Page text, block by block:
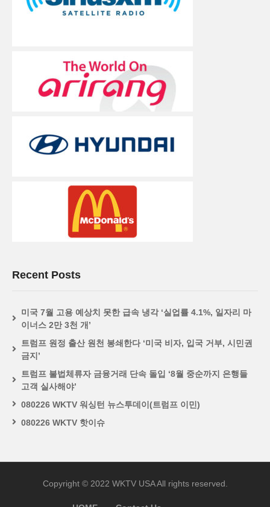
Recent Posts
미국 7월 고용 예상치 못한 급속 냉각 ‘실업률 4.1%, 일자리 마
이너스 2만 3천 개’
트럼프 원정 출산 원천 봉쇄한다 ‘미국 비자, 입국 거부, 시민권
금지’
트럼프 불법체류자 금융거래 단속 돌입 ‘8월 중순까지 은행들
고객 실사해야’
080226 WKTV 워싱턴 뉴스투데이(트럼프 이민)
080226 WKTV 핫이슈
Copyright © 2022 WKTV USA All rights reserved.